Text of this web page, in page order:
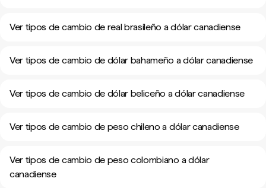
Ver tipos de cambio de real brasileño a dólar canadiense
Ver tipos de cambio de dólar bahameño a dólar canadiense
Ver tipos de cambio de dólar beliceño a dólar canadiense
Ver tipos de cambio de peso chileno a dólar canadiense
Ver tipos de cambio de peso colombiano a dólar
canadiense